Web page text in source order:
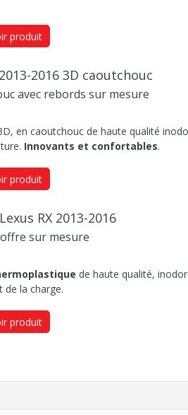
produit
2016 3D caoutchouc
avec rebords sur mesure
en caoutchouc de haute qualité
Innovants et confortables.
produit
RX 2013-2016
sur mesure
de haute qualité,
de la charge.
produit